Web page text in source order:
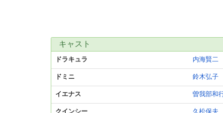
キャスト
ドラキュラ 内海賢二
ドミニ 鈴木弘子
イエナス 曽我部和